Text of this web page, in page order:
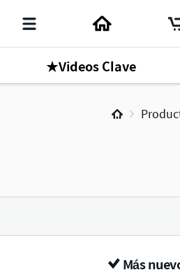
★Videos Clave
Más